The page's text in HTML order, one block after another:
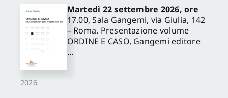
2026
Martedì 22 settembre 2026, ore
17.00, Sala Gangemi, via Giulia, 142
– Roma. Presentazione volume
ORDINE E CASO, Gangemi editore
...